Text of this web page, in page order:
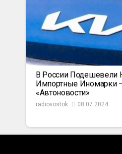
В России Подешевели
Импортные Иномарки
«Автоновости»
radiovostok 08.07.2024